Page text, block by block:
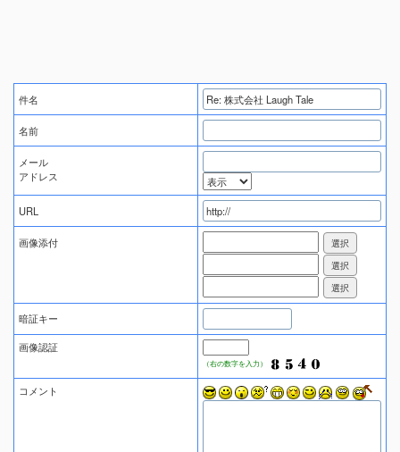
件名
名前
メール
アドレス
URL
画像添付
暗証キー
画像認証
（右の数字を入力）
コメント